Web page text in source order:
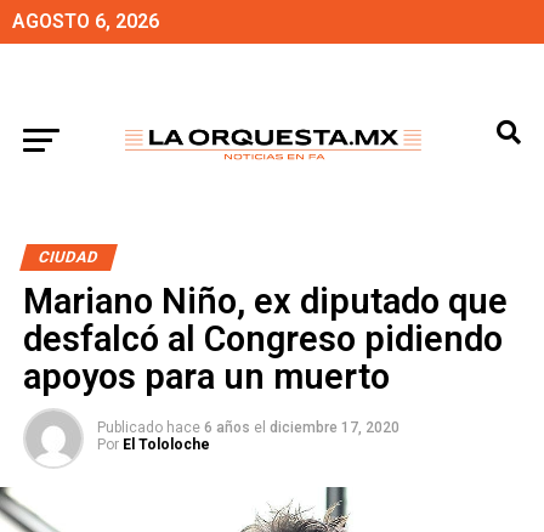
AGOSTO 6, 2026
CIUDAD
Mariano Niño, ex diputado que
desfalcó al Congreso pidiendo
apoyos para un muerto
Publicado hace 6 años el diciembre 17, 2020
Por El Tololoche